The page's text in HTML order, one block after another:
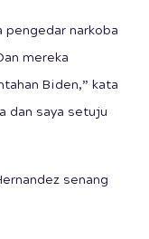
pengedar narkoba
mereka
Biden,” kata
dan saya setuju
senang